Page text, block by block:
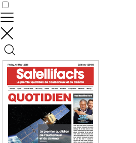
Contrôler vos données